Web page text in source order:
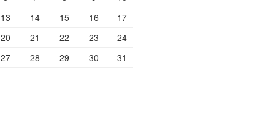
13 14 15 16
17
20 21 22 23
24
27 28 29 30
31